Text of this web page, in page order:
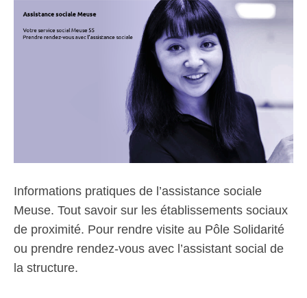
Informations pratiques de l’assistance sociale
Meuse. Tout savoir sur les établissements sociaux
de proximité. Pour rendre visite au Pôle Solidarité
ou prendre rendez-vous avec l’assistant social de
la structure.